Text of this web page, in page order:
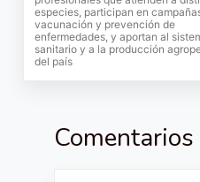
especies, participan en
vacunación y prevención de
enfermedades, y aportan al
sanitario y a la producción
del país
Comentarios